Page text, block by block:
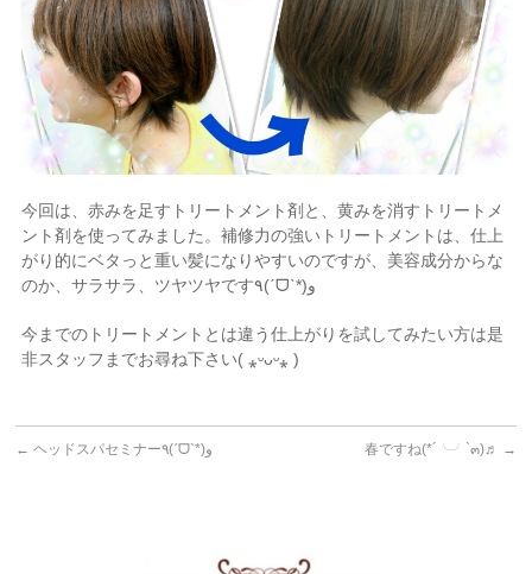
今回は、赤みを足すトリートメント剤と、黄みを消すトリートメ
ント剤を使ってみました。補修力の強いトリートメントは、仕上
がり的にベタっと重い髪になりやすいのですが、美容成分からな
のか、サラサラ、ツヤツヤです‎٩(ˊᗜˋ*)و
今までのトリートメントとは違う仕上がりを試してみたい方は是
非スタッフまでお尋ね下さい‎( ⁎ᵕᴗᵕ⁎ )
← ヘッドスパセミナー‎٩(ˊᗜˋ*)و 春ですね‎(*´╰╯`๓)♬ →